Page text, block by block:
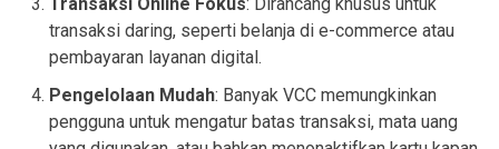
transaksi daring, seperti belanja di e-commerce atau
pembayaran layanan digital.
Pengelolaan Mudah: Banyak VCC memungkinkan
pengguna untuk mengatur batas transaksi, mata uang